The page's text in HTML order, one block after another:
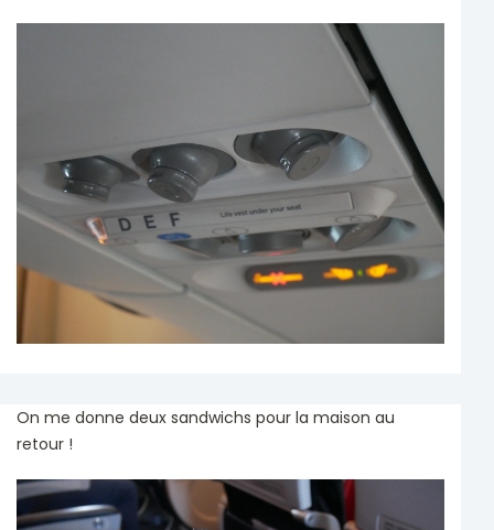
On me donne deux sandwichs pour la maison au
retour !